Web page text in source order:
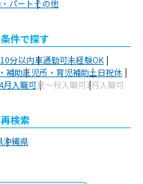
パートその他
件で探す
分以内車通勤可未経験OK
補助託児所・育児補助土日祝休
月入職可夏～秋入職可1月入職可
検索
沖縄県